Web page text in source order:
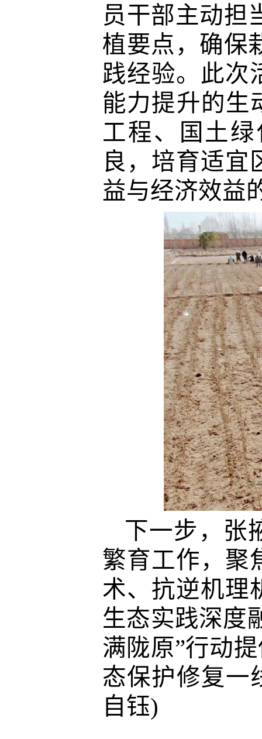
员干部主动担
植要点，确保
践经验。此次
能力提升的生
工程、
国土绿
良，培育适宜
益与经济效益
下一步，张
繁育工作，聚
术、抗逆机理
生态实践深度
满陇原”行动
态保护修复一
自钰)